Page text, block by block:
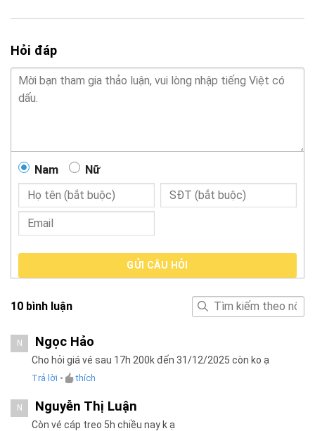
Hỏi đáp
Nam Nữ
GỬI CÂU HỎI
10 bình luận
N Ngọc Hảo
Cho hỏi giá vé sau 17h 200k đến 31/12/2025 còn ko ạ
Trả lời • thích
N Nguyễn Thị Luận
Còn vé cáp treo 5h chiều nay k ạ